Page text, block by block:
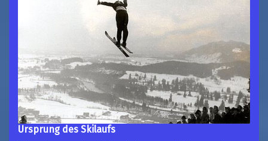
Ursprung des Skilaufs